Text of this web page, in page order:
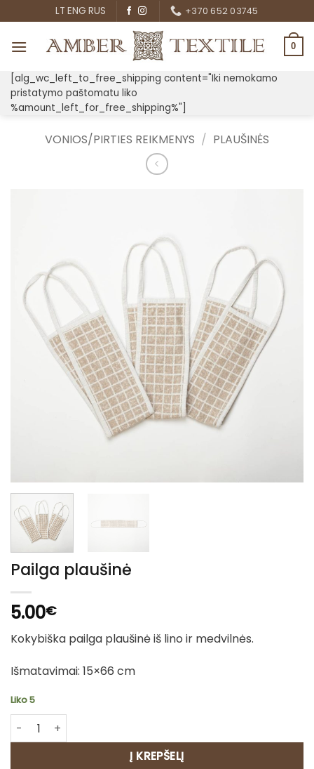
to
content
LT ENG RUS +370 652 03745
0
[alg_wc_left_to_free_shipping content="Iki nemokamo
pristatymo paštomatu liko
%amount_left_for_free_shipping%"]
VONIOS/PIRTIES REIKMENYS / PLAUŠINĖS
Pailga plaušinė
5.00€
Kokybiška pailga plaušinė iš lino ir medvilnės.
Išmatavimai: 15×66 cm
Liko 5
produkto kiekis: Pailga plaušinė
Į KREPŠELĮ